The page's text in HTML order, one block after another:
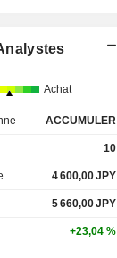
Achat
ACCUMULER
10
4 600,00JPY
5 660,00JPY
+23,04 %